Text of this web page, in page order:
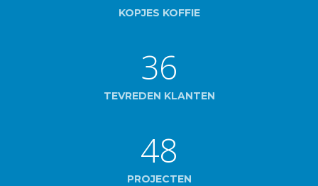
KOPJES KOFFIE
36
TEVREDEN KLANTEN
48
PROJECTEN